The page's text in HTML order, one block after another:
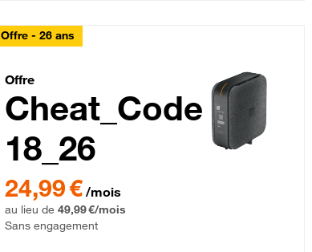
Offre - 26 ans
Cheat_Code Fibre_18_26
Offre
Cheat_Code
18_26
24,99 € /mois
au lieu de 49,99 €/mois
Sans engagement